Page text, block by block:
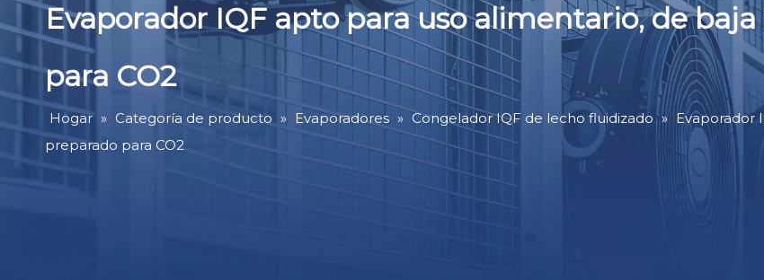
Evaporador IQF apto para uso alimentario, de
para CO2
Hogar » Categoría de producto » Evaporadores » Congelador IQF de lecho fluidizado » Evaporador
preparado para CO2